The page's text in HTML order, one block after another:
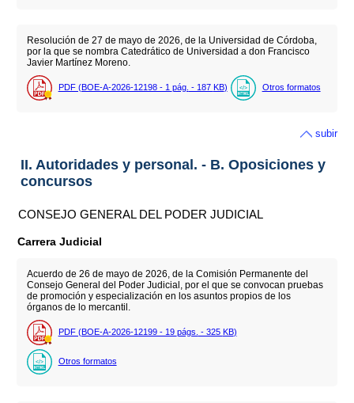
Resolución de 27 de mayo de 2026, de la Universidad de Córdoba,
por la que se nombra Catedrático de Universidad a don Francisco
Javier Martínez Moreno.
PDF (BOE-A-2026-12198 - 1 pág. - 187 KB) Otros formatos
subir
II. Autoridades y personal. - B. Oposiciones y
concursos
CONSEJO GENERAL DEL PODER JUDICIAL
Carrera Judicial
Acuerdo de 26 de mayo de 2026, de la Comisión Permanente del
Consejo General del Poder Judicial, por el que se convocan pruebas
de promoción y especialización en los asuntos propios de los
órganos de lo mercantil.
PDF (BOE-A-2026-12199 - 19 págs. - 325 KB)
Otros formatos